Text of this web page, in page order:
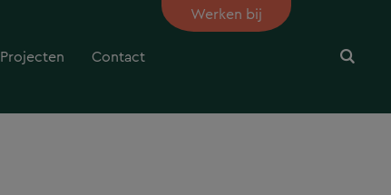
Projecten Contact
Werken bij